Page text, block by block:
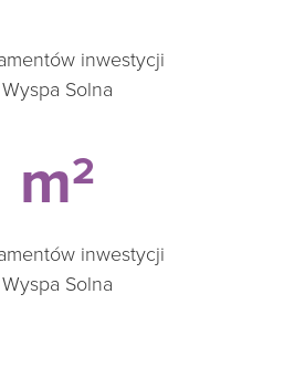
inwestycji
Wyspa Solna
m2
inwestycji
Wyspa Solna